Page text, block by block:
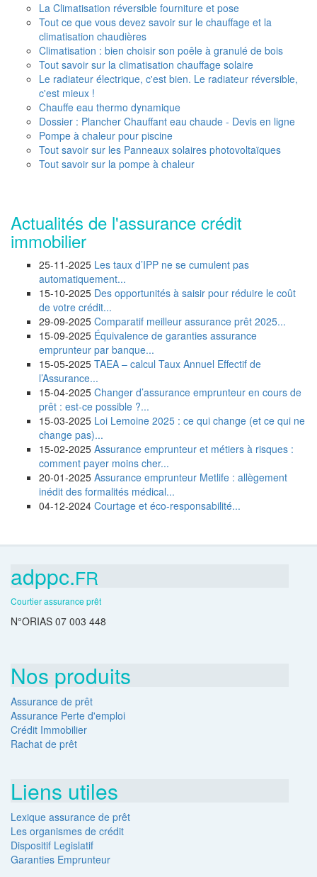
La Climatisation réversible fourniture et pose
Tout ce que vous devez savoir sur le chauffage et la
climatisation chaudières
Climatisation : bien choisir son poêle à granulé de bois
Tout savoir sur la climatisation chauffage solaire
Le radiateur électrique, c'est bien. Le radiateur réversible,
c'est mieux !
Chauffe eau thermo dynamique
Dossier : Plancher Chauffant eau chaude - Devis en ligne
Pompe à chaleur pour piscine
Tout savoir sur les Panneaux solaires photovoltaïques
Tout savoir sur la pompe à chaleur
Actualités de l'assurance crédit
immobilier
25-11-2025 Les taux d’IPP ne se cumulent pas
automatiquement...
15-10-2025 Des opportunités à saisir pour réduire le coût
de votre crédit...
29-09-2025 Comparatif meilleur assurance prêt 2025...
15-09-2025 Équivalence de garanties assurance
emprunteur par banque...
15-05-2025 TAEA – calcul Taux Annuel Effectif de
l’Assurance...
15-04-2025 Changer d’assurance emprunteur en cours de
prêt : est-ce possible ?...
15-03-2025 Loi Lemoine 2025 : ce qui change (et ce qui ne
change pas)...
15-02-2025 Assurance emprunteur et métiers à risques :
comment payer moins cher...
20-01-2025 Assurance emprunteur Metlife : allègement
inédit des formalités médical...
04-12-2024 Courtage et éco-responsabilité...
adppc.FR
Courtier assurance prêt
N°ORIAS 07 003 448
Nos produits
Assurance de prêt
Assurance Perte d'emploi
Crédit Immobilier
Rachat de prêt
Liens utiles
Lexique assurance de prêt
Les organismes de crédit
Dispositif Legislatif
Garanties Emprunteur